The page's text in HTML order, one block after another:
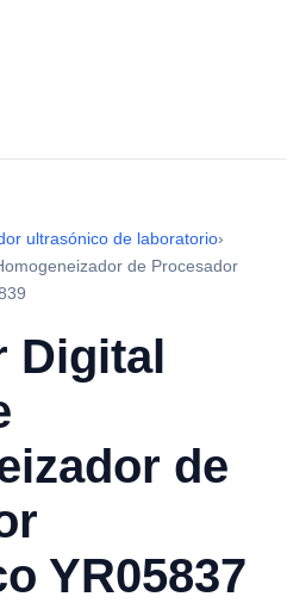
ultrasónico de laboratorio›
de Procesador
Digital
de
YR05837